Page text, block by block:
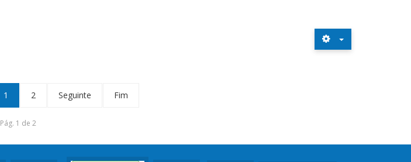
Pág. 1 de 2
1 2 Seguinte Fim